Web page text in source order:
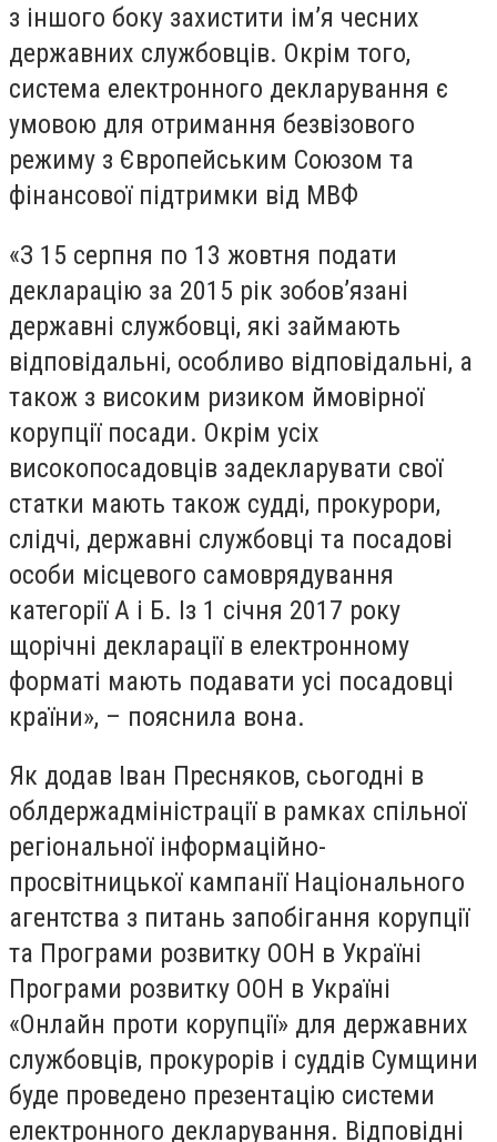
з іншого боку захистити ім’я чесних
державних службовців. Окрім того,
система електронного декларування є
умовою для отримання безвізового
режиму з Європейським Союзом та
фінансової підтримки від МВФ
«З 15 серпня по 13 жовтня подати
декларацію за 2015 рік зобов’язані
державні службовці, які займають
відповідальні, особливо відповідальні, а
також з високим ризиком ймовірної
корупції посади. Окрім усіх
високопосадовців задекларувати свої
статки мають також судді, прокурори,
слідчі, державні службовці та посадові
особи місцевого самоврядування
категорії А і Б. Із 1 січня 2017 року
щорічні декларації в електронному
форматі мають подавати усі посадовці
країни», – пояснила вона.
Як додав Іван Пресняков, сьогодні в
облдержадміністрації в рамках спільної
регіональної інформаційно-
просвітницької кампанії Національного
агентства з питань запобігання корупції
та Програми розвитку ООН в Україні
Програми розвитку ООН в Україні
«Онлайн проти корупції» для державних
службовців, прокурорів і суддів Сумщини
буде проведено презентацію системи
електронного декларування. Відповідні